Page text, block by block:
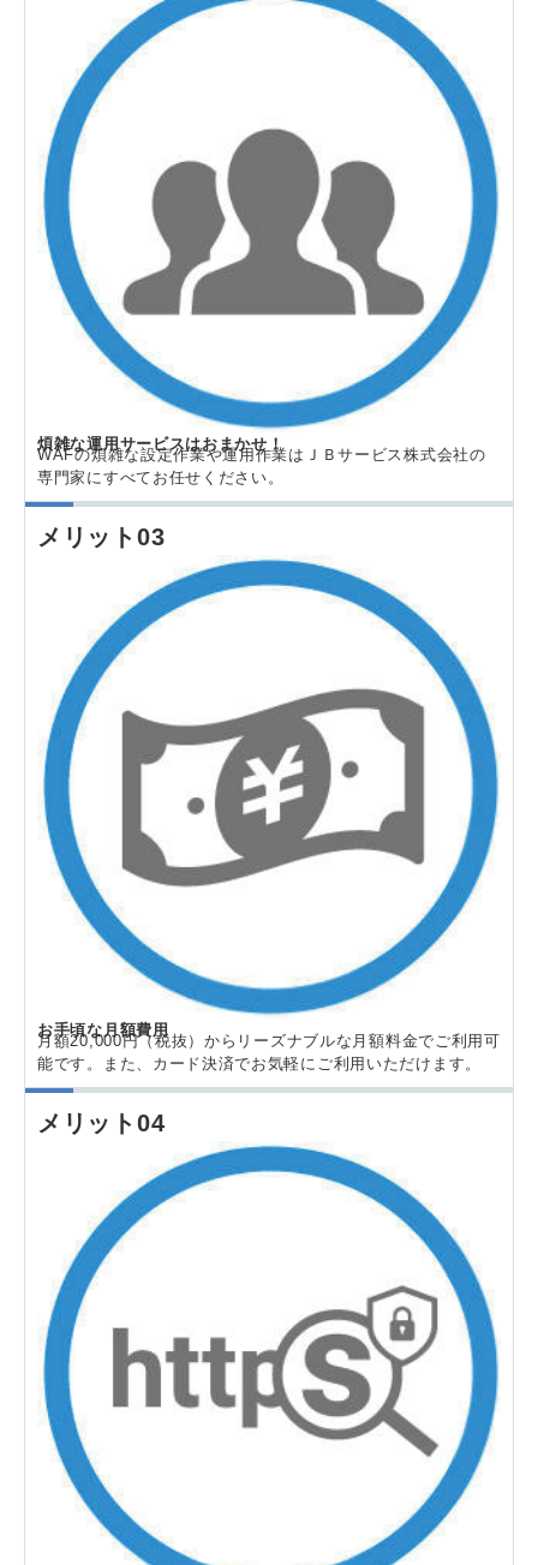
煩雑な運用サービスはおまかせ！
WAFの煩雑な設定作業や運用作業はＪＢサービス株式会社の
専門家にすべてお任せください。
メリット03
お手頃な月額費用
月額20,000円（税抜）からリーズナブルな月額料金でご利用可
能です。また、カード決済でお気軽にご利用いただけます。
メリット04